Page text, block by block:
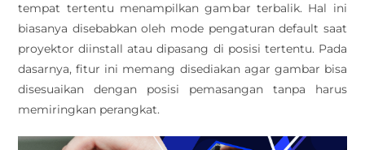
tempat tertentu menampilkan gambar terbalik. Hal ini
biasanya disebabkan oleh mode pengaturan default saat
proyektor diinstall atau dipasang di posisi tertentu. Pada
dasarnya, fitur ini memang disediakan agar gambar bisa
disesuaikan dengan posisi pemasangan tanpa harus
memiringkan perangkat.